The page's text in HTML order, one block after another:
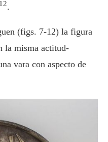
12.
(figs. 7-12) la figura
la misma actitud-
vara con aspecto de